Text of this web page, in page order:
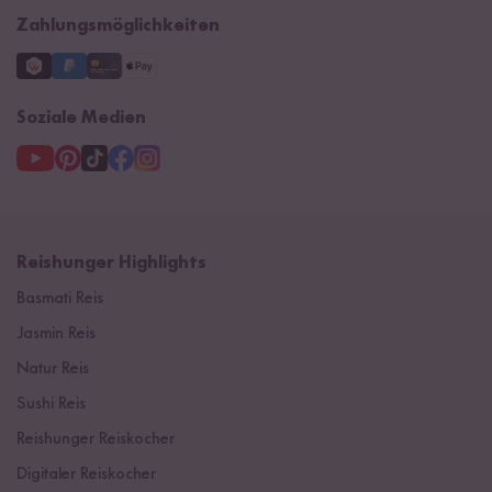
Zahlungsmöglichkeiten
Soziale Medien
Reishunger Highlights
Basmati Reis
Jasmin Reis
Natur Reis
Sushi Reis
Reishunger Reiskocher
Digitaler Reiskocher